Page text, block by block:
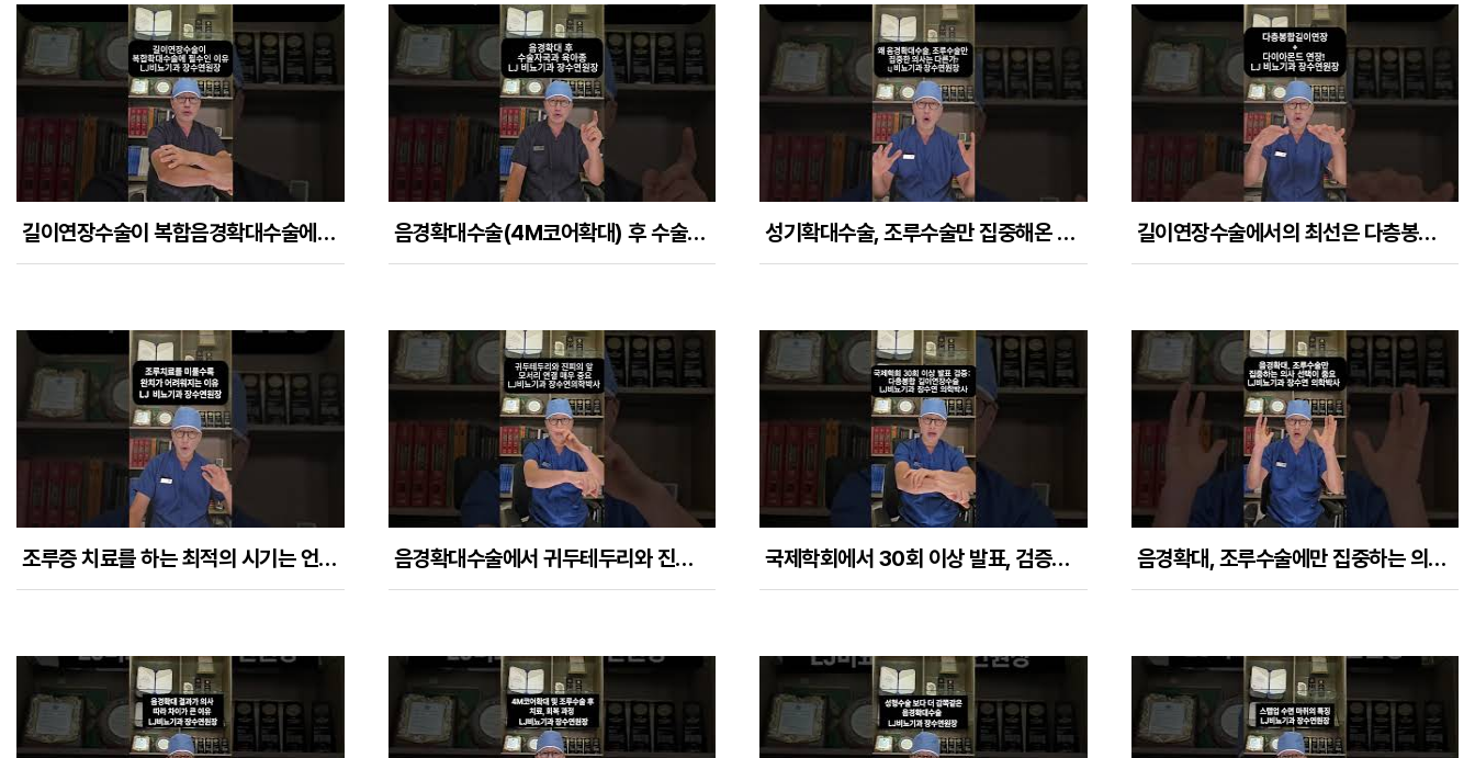
길이연장수술이 복합음경확대수술에서 필수인 이유들 음경확대수술(4M코어확대) 후 수술자국과 치골부분 육아종의 100% 회복 시기는? 성기확대수술, 조루수술만 집중해온 의사는 무엇이 다른가? 길이연장수술에서의 최선은 다층봉합 길이연장술 + 다이아몬드 연장술의 조합이다.
조루증 치료를 하는 최적의 시기는 언제일까? 음경확대수술에서 귀두테두리와 진피의 앞쪽 모서리 연결은 자연스러운 형태와 촉감, 성관계시 만족도의 핵심이다. 국제학회에서 30회 이상 발표, 검증한 다층봉합 길이연장수술 음경확대, 조루수술에만 집중하는 의사를 선택해야 하는 이유들